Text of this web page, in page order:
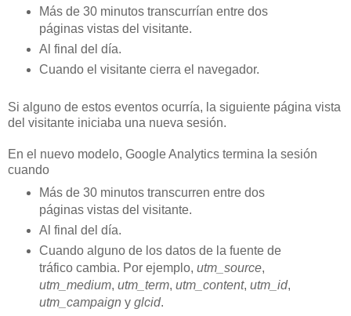
Más de 30 minutos transcurrían entre dos
páginas vistas del visitante.
Al final del día.
Cuando el visitante cierra el navegador.
Si alguno de estos eventos ocurría, la siguiente página vista
del visitante iniciaba una nueva sesión.
En el nuevo modelo, Google Analytics termina la sesión
cuando
Más de 30 minutos transcurren entre dos
páginas vistas del visitante.
Al final del día.
Cuando alguno de los datos de la fuente de
tráfico cambia. Por ejemplo, utm_source,
utm_medium, utm_term, utm_content, utm_id,
utm_campaign y glcid.